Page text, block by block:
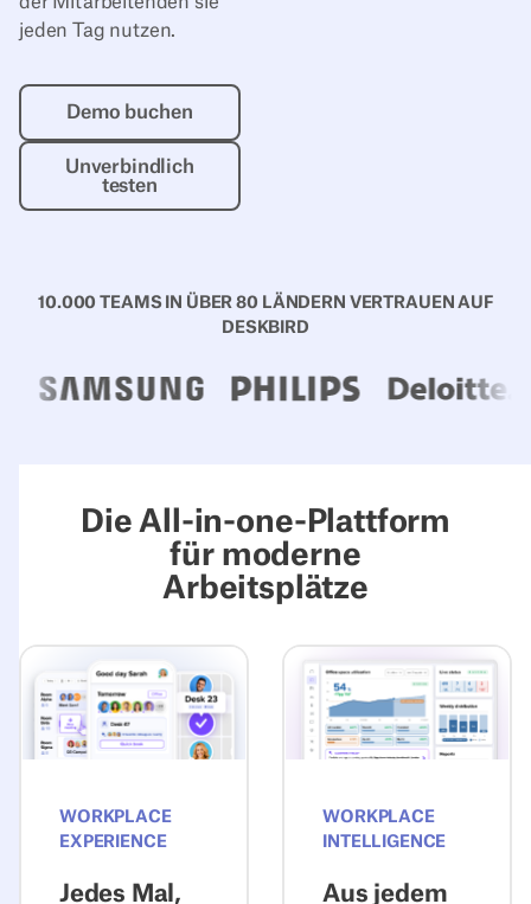
jeden Tag nutzen.
Demo buchen
Demo buchen
Unverbindlich testen
Unverbindlich
testen
10.000 TEAMS IN ÜBER 80 LÄNDERN VERTRAUEN AUF
DESKBIRD
Die All-in-one-Plattform
für moderne
Arbeitsplätze
Erfahre mehr über Experience
WORKPLACE
EXPERIENCE
Jedes Mal,
Erfahre mehr
WORKPLACE
INTELLIGENCE
Aus jedem